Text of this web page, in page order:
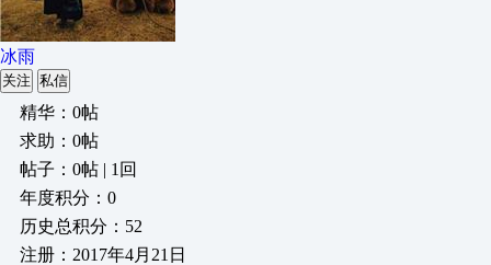
冰雨
关注 私信
精华：0帖
求助：0帖
帖子：0帖 | 1回
年度积分：0
历史总积分：52
注册：2017年4月21日